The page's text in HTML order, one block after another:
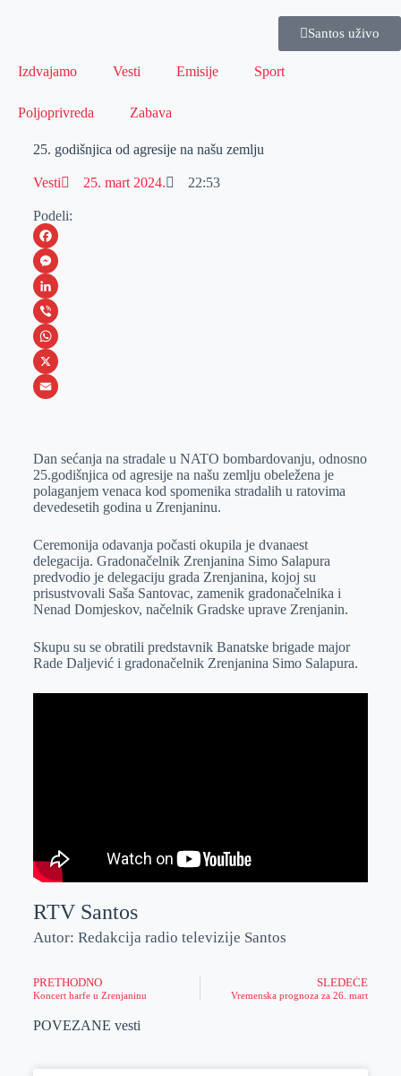
Santos uživo
Izdvajamo Vesti Emisije Sport
Poljoprivreda Zabava
25. godišnjica od agresije na našu zemlju
Vesti 25. mart 2024. 22:53
Podeli:
F
a
c
e
b
o
M
e
s
s
e
e
r
L
i
n
k
I
n
V
i
b
W
h
s
A
p
p
X
a
i
l
Dan sećanja na stradale u NATO bombardovanju, odnosno
25.godišnjica od agresije na našu zemlju obeležena je
polaganjem venaca kod spomenika stradalih u ratovima
devedesetih godina u Zrenjaninu.
Ceremonija odavanja počasti okupila je dvanaest
delegacija. Gradonačelnik Zrenjanina Simo Salapura
predvodio je delegaciju grada Zrenjanina, kojoj su
prisustvovali Saša Santovac, zamenik gradonačelnika i
Nenad Domjeskov, načelnik Gradske uprave Zrenjanin.
Skupu su se obratili predstavnik Banatske brigade major
Rade Daljević i gradonačelnik Zrenjanina Simo Salapura.
RTV Santos
Autor: Redakcija radio televizije Santos
PRETHODNO
Koncert harfe u Zrenjaninu
SLEDEĆE
Vremenska prognoza za 26. mart
POVEZANE vesti